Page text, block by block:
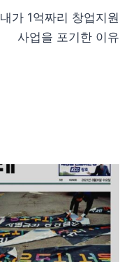
내가 1억짜리 창업지원
사업을 포기한 이유